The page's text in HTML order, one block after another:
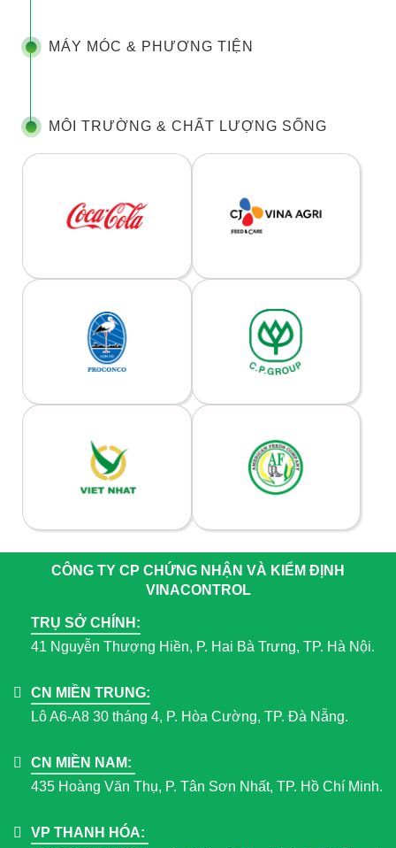
MÁY MÓC & PHƯƠNG TIỆN
MÔI TRƯỜNG & CHẤT LƯỢNG SỐNG
CÔNG TY CP CHỨNG NHẬN VÀ KIỂM ĐỊNH
VINACONTROL
TRỤ SỞ CHÍNH:
41 Nguyễn Thượng Hiền, P. Hai Bà Trưng, TP. Hà Nội.
CN MIỀN TRUNG:
Lô A6-A8 30 tháng 4, P. Hòa Cường, TP. Đà Nẵng.
CN MIỀN NAM:
435 Hoàng Văn Thụ, P. Tân Sơn Nhất, TP. Hồ Chí Minh.
VP THANH HÓA: